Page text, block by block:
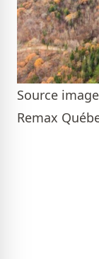
Source
Remax